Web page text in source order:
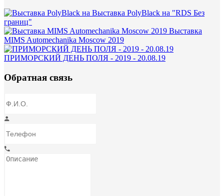
Выставка PolyBlack на "RDS Без
границ"
Выставка
MIMS Automechanika Moscow 2019
ПРИМОРСКИЙ ДЕНЬ ПОЛЯ - 2019 - 20.08.19
Обратная связь